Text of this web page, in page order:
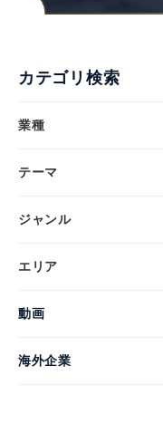
カテゴリ検索
業種
テーマ
ジャンル
エリア
動画
海外企業